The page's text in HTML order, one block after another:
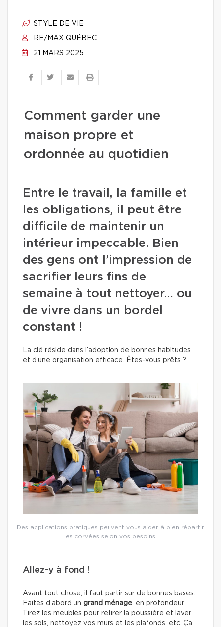
STYLE DE VIE
RE/MAX QUÉBEC
21 MARS 2025
Comment garder une
maison propre et
ordonnée au quotidien
Entre le travail, la famille et
les obligations, il peut être
difficile de maintenir un
intérieur impeccable. Bien
des gens ont l’impression de
sacrifier leurs fins de
semaine à tout nettoyer… ou
de vivre dans un bordel
constant !
La clé réside dans l’adoption de bonnes habitudes
et d’une organisation efficace. Êtes-vous prêts ?
Des applications pratiques peuvent vous aider à bien répartir
les corvées selon vos besoins.
Allez-y à fond !
Avant tout chose, il faut partir sur de bonnes bases.
Faites d’abord un grand ménage , en profondeur.
Tirez les meubles pour retirer la poussière et laver
les sols, nettoyez vos murs et les plafonds, etc. Ça